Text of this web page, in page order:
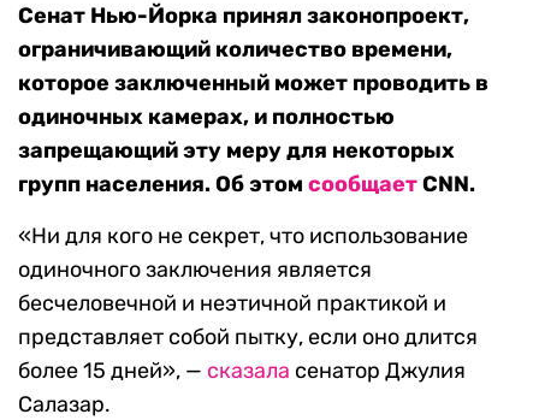
Сенат Нью-Йорка принял законопроект,
ограничивающий количество времени,
которое заключенный может проводить в
одиночных камерах, и полностью
запрещающий эту меру для некоторых
групп населения. Об этом сообщаетCNN.
«Ни для кого не секрет, что использование
одиночного заключения является
бесчеловечной и неэтичной практикой и
представляет собой пытку, если оно длится
более 15 дней», — сказала сенатор Джулия
Салазар.